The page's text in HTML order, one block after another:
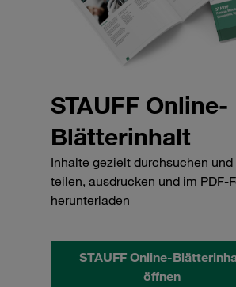
STAUFF Online-
Blätterinhalt
Inhalte gezielt durchsuchen und
teilen, ausdrucken und im PDF-
herunterladen
STAUFF Online-
öffnen